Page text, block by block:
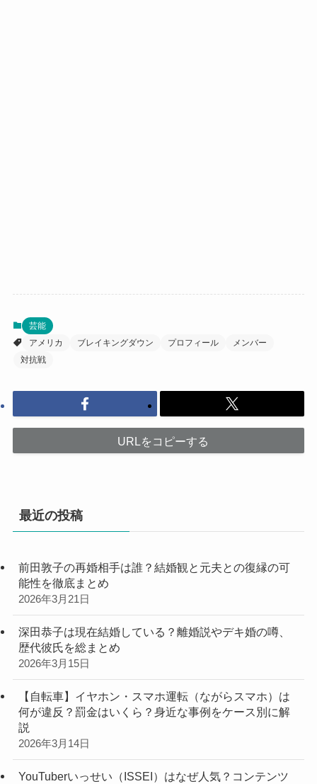
芸能
アメリカ
ブレイキングダウン プロフィール
メンバー
対抗戦
URLをコピーする
最近の投稿
前田敦子の再婚相手は誰？結婚観と元夫との復縁の可
能性を徹底まとめ
2026年3月21日
深田恭子は現在結婚している？離婚説やデキ婚の噂、
歴代彼氏を総まとめ
2026年3月15日
【自転車】イヤホン・スマホ運転（ながらスマホ）は
何が違反？罰金はいくら？身近な事例をケース別に解
説
2026年3月14日
YouTuberいっせい（ISSEI）はなぜ人気？コンテンツ